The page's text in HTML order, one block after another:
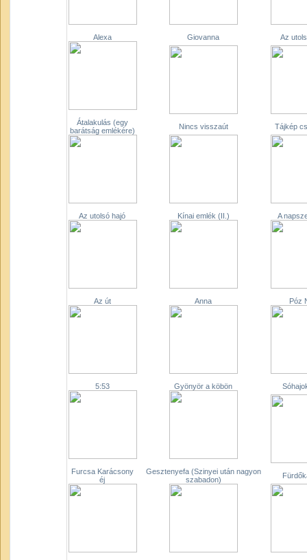
Alexa Giovanna Az
Átalakulás (egy
barátság emlékére)
Nincs visszaút Tájkép
Az utolsó hajó Kínai emlék (II.) A
Az út Anna Póz
5:53 Gyönyör a köbön
Furcsa Karácsony
éj
Gesztenyefa (Szinyei után nagyon
szabadon)